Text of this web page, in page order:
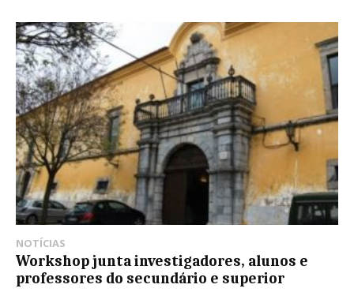
NOTÍCIAS
Workshop junta investigadores, alunos e
professores do secundário e superior